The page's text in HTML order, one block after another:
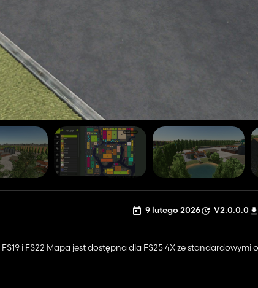
9 lutego 2026 V2.0.0.0
i FS22 Mapa jest dostępna dla FS25 4X ze standardowymi